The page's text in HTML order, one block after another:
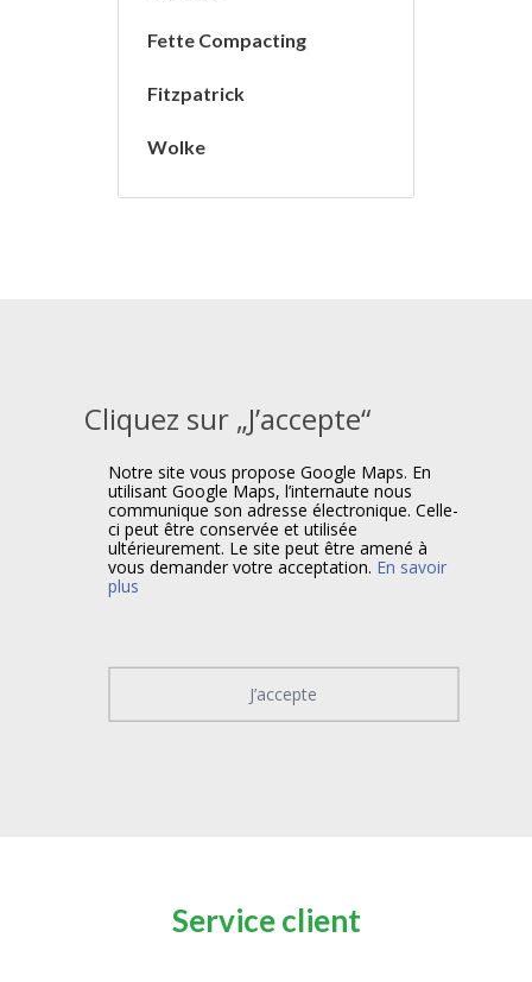
Fette Compacting
Fitzpatrick
Wolke
Service client
Cliquez sur „J’accepte“
Notre site vous propose Google Maps. En
utilisant Google Maps, l’internaute nous
communique son adresse électronique. Celle-
ci peut être conservée et utilisée
ultérieurement. Le site peut être amené à
vous demander votre acceptation. En savoir
plus
J’accepte